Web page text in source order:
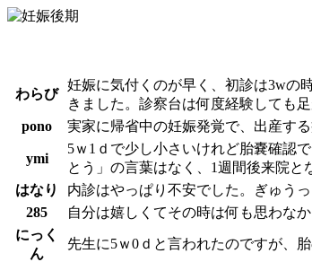
わらび
妊娠に気付くのが早く、初診は3wの
きました。診察台は何度経験しても足
pono
実家に帰省中の妊娠発覚で、出産す
ymi
5ｗ1ｄで少し小さいけれど胎嚢確認
とう」の言葉はなく、1週間後来院と
はなり
内診はやっぱり不安でした。ぎゅう
285
自分は嬉しくてその時は何も思わな
にっく
ん
先生に5ｗ0ｄと言われたのですが、